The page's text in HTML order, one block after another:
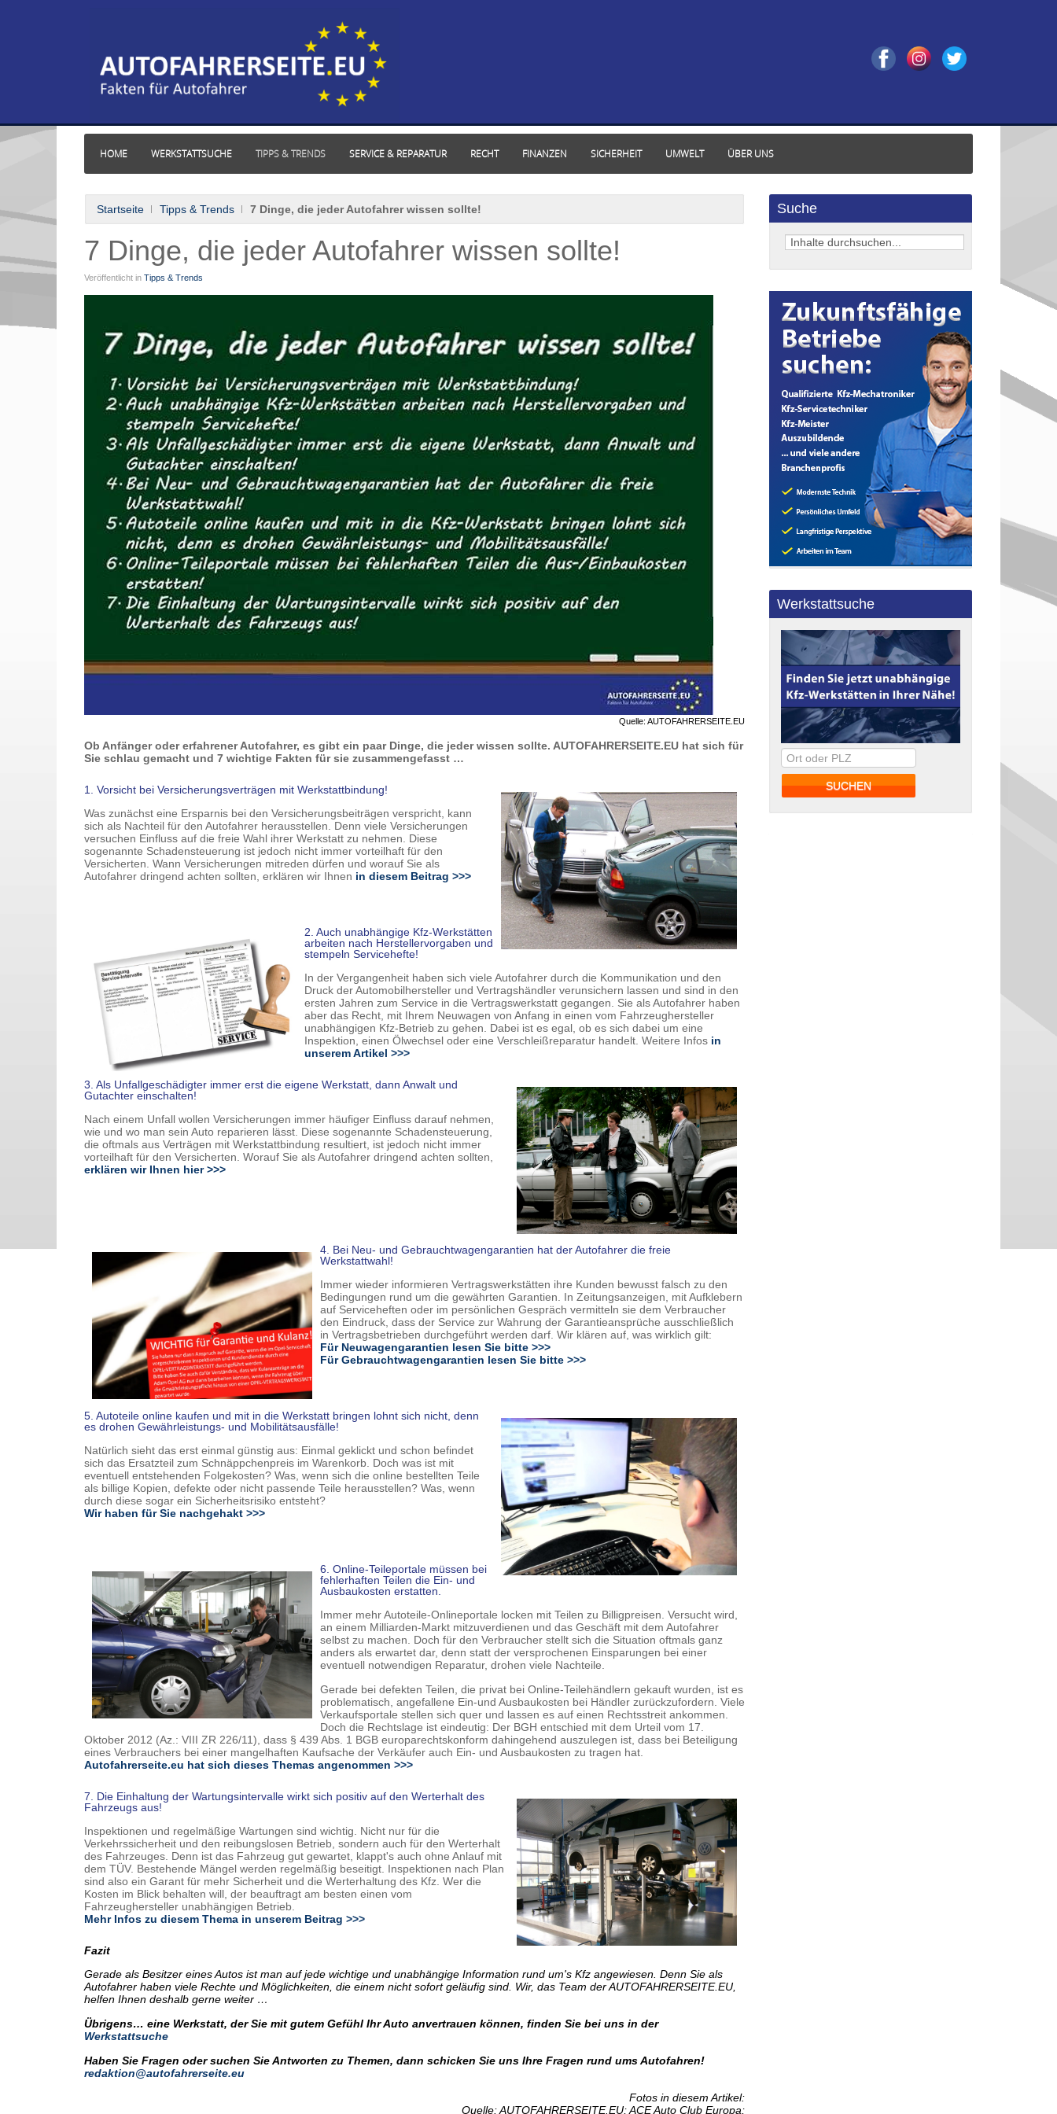
HOME WERKSTATTSUCHE TIPPS & TRENDS SERVICE & REPARATUR RECHT FINANZEN SICHERHEIT UMWELT ÜBER UNS
Startseite Tipps & Trends 7 Dinge, die jeder Autofahrer wissen sollte!
7 Dinge, die jeder Autofahrer wissen sollte!
Veröffentlicht in Tipps & Trends
Quelle: AUTOFAHRERSEITE.EU
Ob Anfänger oder erfahrener Autofahrer, es gibt ein paar Dinge, die jeder wissen sollte. AUTOFAHRERSEITE.EU hat sich für
Sie schlau gemacht und 7 wichtige Fakten für sie zusammengefasst …
1. Vorsicht bei Versicherungsverträgen mit Werkstattbindung!
Was zunächst eine Ersparnis bei den Versicherungsbeiträgen verspricht, kann
sich als Nachteil für den Autofahrer herausstellen. Denn viele Versicherungen
versuchen Einfluss auf die freie Wahl ihrer Werkstatt zu nehmen. Diese
sogenannte Schadensteuerung ist jedoch nicht immer vorteilhaft für den
Versicherten. Wann Versicherungen mitreden dürfen und worauf Sie als
Autofahrer dringend achten sollten, erklären wir Ihnen in diesem Beitrag >>>
2. Auch unabhängige Kfz-Werkstätten
arbeiten nach Herstellervorgaben und
stempeln Servicehefte!
In der Vergangenheit haben sich viele Autofahrer durch die Kommunikation und den
Druck der Automobilhersteller und Vertragshändler verunsichern lassen und sind in den
ersten Jahren zum Service in die Vertragswerkstatt gegangen. Sie als Autofahrer haben
aber das Recht, mit Ihrem Neuwagen von Anfang in einen vom Fahrzeughersteller
unabhängigen Kfz-Betrieb zu gehen. Dabei ist es egal, ob es sich dabei um eine
Inspektion, einen Ölwechsel oder eine Verschleißreparatur handelt. Weitere Infos in
unserem Artikel >>>
3. Als Unfallgeschädigter immer erst die eigene Werkstatt, dann Anwalt und
Gutachter einschalten!
Nach einem Unfall wollen Versicherungen immer häufiger Einfluss darauf nehmen,
wie und wo man sein Auto reparieren lässt. Diese sogenannte Schadensteuerung,
die oftmals aus Verträgen mit Werkstattbindung resultiert, ist jedoch nicht immer
vorteilhaft für den Versicherten. Worauf Sie als Autofahrer dringend achten sollten,
erklären wir Ihnen hier >>>
4. Bei Neu- und Gebrauchtwagengarantien hat der Autofahrer die freie
Werkstattwahl!
Immer wieder informieren Vertragswerkstätten ihre Kunden bewusst falsch zu den
Bedingungen rund um die gewährten Garantien. In Zeitungsanzeigen, mit Aufklebern
auf Serviceheften oder im persönlichen Gespräch vermitteln sie dem Verbraucher
den Eindruck, dass der Service zur Wahrung der Garantieansprüche ausschließlich
in Vertragsbetrieben durchgeführt werden darf. Wir klären auf, was wirklich gilt:
Für Neuwagengarantien lesen Sie bitte >>>
Für Gebrauchtwagengarantien lesen Sie bitte >>>
5. Autoteile online kaufen und mit in die Werkstatt bringen lohnt sich nicht, denn
es drohen Gewährleistungs- und Mobilitätsausfälle!
Natürlich sieht das erst einmal günstig aus: Einmal geklickt und schon befindet
sich das Ersatzteil zum Schnäppchenpreis im Warenkorb. Doch was ist mit
eventuell entstehenden Folgekosten? Was, wenn sich die online bestellten Teile
als billige Kopien, defekte oder nicht passende Teile herausstellen? Was, wenn
durch diese sogar ein Sicherheitsrisiko entsteht?
Wir haben für Sie nachgehakt >>>
6. Online-Teileportale müssen bei
fehlerhaften Teilen die Ein- und
Ausbaukosten erstatten.
Immer mehr Autoteile-Onlineportale locken mit Teilen zu Billigpreisen. Versucht wird,
an einem Milliarden-Markt mitzuverdienen und das Geschäft mit dem Autofahrer
selbst zu machen. Doch für den Verbraucher stellt sich die Situation oftmals ganz
anders als erwartet dar, denn statt der versprochenen Einsparungen bei einer
eventuell notwendigen Reparatur, drohen viele Nachteile.
Gerade bei defekten Teilen, die privat bei Online-Teilehändlern gekauft wurden, ist es
problematisch, angefallene Ein-und Ausbaukosten bei Händler zurückzufordern. Viele
Verkaufsportale stellen sich quer und lassen es auf einen Rechtsstreit ankommen.
Doch die Rechtslage ist eindeutig: Der BGH entschied mit dem Urteil vom 17.
Oktober 2012 (Az.: VIII ZR 226/11), dass § 439 Abs. 1 BGB europarechtskonform dahingehend auszulegen ist, dass bei Beteiligung
eines Verbrauchers bei einer mangelhaften Kaufsache der Verkäufer auch Ein- und Ausbaukosten zu tragen hat.
Autofahrerseite.eu hat sich dieses Themas angenommen >>>
7. Die Einhaltung der Wartungsintervalle wirkt sich positiv auf den Werterhalt des
Fahrzeugs aus!
Inspektionen und regelmäßige Wartungen sind wichtig. Nicht nur für die
Verkehrssicherheit und den reibungslosen Betrieb, sondern auch für den Werterhalt
des Fahrzeuges. Denn ist das Fahrzeug gut gewartet, klappt's auch ohne Anlauf mit
dem TÜV. Bestehende Mängel werden regelmäßig beseitigt. Inspektionen nach Plan
sind also ein Garant für mehr Sicherheit und die Werterhaltung des Kfz. Wer die
Kosten im Blick behalten will, der beauftragt am besten einen vom
Fahrzeughersteller unabhängigen Betrieb.
Mehr Infos zu diesem Thema in unserem Beitrag >>>
Fazit
Gerade als Besitzer eines Autos ist man auf jede wichtige und unabhängige Information rund um's Kfz angewiesen. Denn Sie als
Autofahrer haben viele Rechte und Möglichkeiten, die einem nicht sofort geläufig sind. Wir, das Team der AUTOFAHRERSEITE.EU,
helfen Ihnen deshalb gerne weiter …
Übrigens… eine Werkstatt, der Sie mit gutem Gefühl Ihr Auto anvertrauen können, finden Sie bei uns in der
Werkstattsuche
Haben Sie Fragen oder suchen Sie Antworten zu Themen, dann schicken Sie uns Ihre Fragen rund ums Autofahren!
redaktion@autofahrerseite.eu
Fotos in diesem Artikel:
Quelle: AUTOFAHRERSEITE.EU; ACE Auto Club Europa;
Suche
Werkstattsuche